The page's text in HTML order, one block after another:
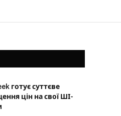
готує суттєве
цін на свої ШІ-